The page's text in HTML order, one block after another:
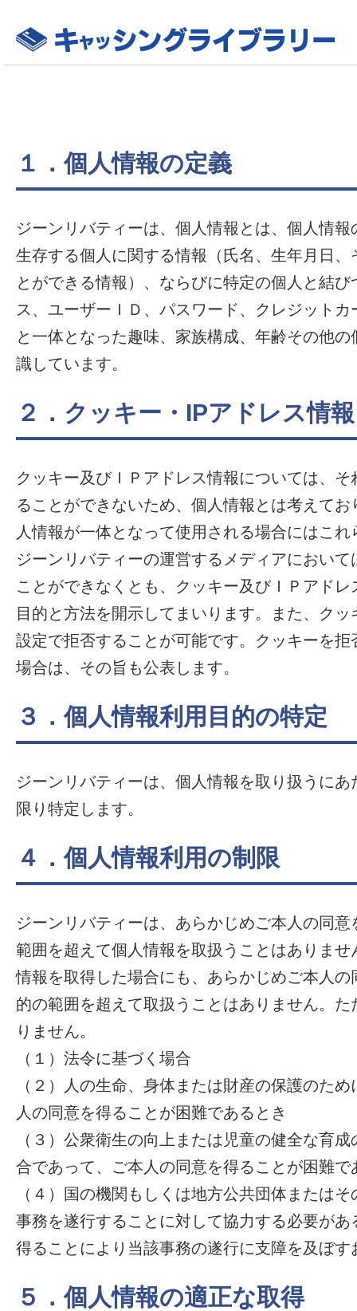
１．個人情報の定義
ジーンリバティーは、個人情報とは、個人情
生存する個人に関する情報（氏名、生年月日
とができる情報）、ならびに特定の個人と結
ス、ユーザーＩＤ、パスワード、クレジット
と一体となった趣味、家族構成、年齢その他
識しています。
２．クッキー・IPアドレス情報
クッキー及びＩＰアドレス情報については、
ることができないため、個人情報とは考えて
人情報が一体となって使用される場合にはこ
ジーンリバティーの運営するメディアにおい
ことができなくとも、クッキー及びＩＰアド
目的と方法を開示してまいります。また、ク
設定で拒否することが可能です。クッキーを
場合は、その旨も公表します。
３．個人情報利用目的の特定
ジーンリバティーは、個人情報を取り扱うに
限り特定します。
４．個人情報利用の制限
ジーンリバティーは、あらかじめご本人の同
範囲を超えて個人情報を取扱うことはありま
情報を取得した場合にも、あらかじめご本人
的の範囲を超えて取扱うことはありません。
りません。
（１）法令に基づく場合
（２）人の生命、身体または財産の保護のた
人の同意を得ることが困難であるとき
（３）公衆衛生の向上または児童の健全な育
合であって、ご本人の同意を得ることが困難で
（４）国の機関もしくは地方公共団体または
事務を遂行することに対して協力する必要が
得ることにより当該事務の遂行に支障を及ぼす
５．個人情報の適正な取得